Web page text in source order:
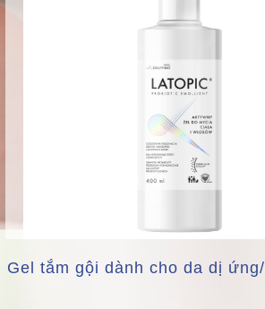
Gel tắm gội dành cho da dị